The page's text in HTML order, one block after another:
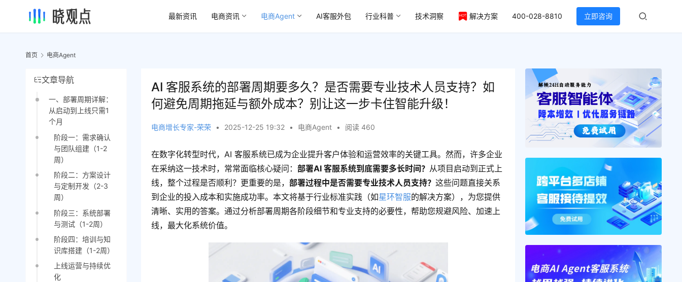
最新资讯 电商资讯 电商Agent AI客服外包 行业科普 技术洞察 解决方案 400-028-8810 立即咨询
首页 电商Agent
文章导航
一、部署周期详解：
从启动到上线只需1
个月
阶段一：需求确认
与团队组建（1-2
周）
阶段二：方案设计
与定制开发（2-3
周）
阶段三：系统部署
与测试（1-2周）
阶段四：培训与知
识库搭建（1-2周）
上线运营与持续优
化
AI 客服系统的部署周期要多久？是否需要专业技术人员支持？如
何避免周期拖延与额外成本？别让这一步卡住智能升级！
电商增长专家-荣荣 • 2025-12-25 19:32 • 电商Agent • 阅读 460
在数字化转型时代，AI 客服系统已成为企业提升客户体验和运营效率的关键工具。然而，许多企业
在采纳这一技术时，常常面临核心疑问：部署AI 客服系统到底需要多长时间？ 从项目启动到正式上
线，整个过程是否顺利？更重要的是，部署过程中是否需要专业技术人员支持？这些问题直接关系
到企业的投入成本和实施成功率。本文将基于行业标准实践（如星环智服的解决方案），为您提供
清晰、实用的答案。通过分析部署周期各阶段细节和专业支持的必要性，帮助您规避风险、加速上
线，最大化系统价值。